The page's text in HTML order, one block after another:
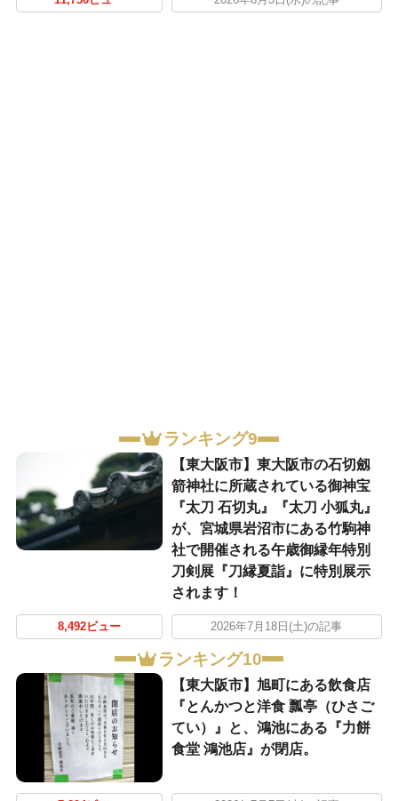
ランキング9
【東大阪市】東大阪市の石切劔
箭神社に所蔵されている御神宝
『太刀 石切丸』『太刀 小狐丸』
が、宮城県岩沼市にある竹駒神
社で開催される午歳御縁年特別
刀剣展『刀縁夏詣』に特別展示
されます！
8,492ビュー 2026年7月18日(土)の記事
ランキング10
【東大阪市】旭町にある飲食店
『とんかつと洋食 瓢亭（ひさご
てい）』と、鴻池にある『力餅
食堂 鴻池店』が閉店。